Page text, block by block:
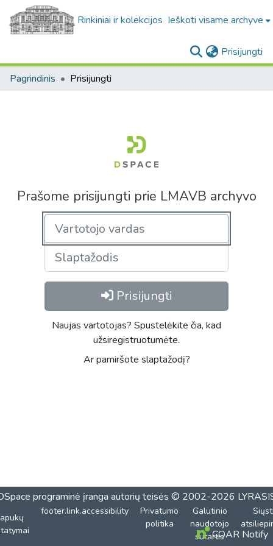
Rinkiniai ir kolekcijos Ieškoti visame archyve
Prisijungti
Pagrindinis Prisijungti
Prašome prisijungti prie LMAVB archyvo
Prisijungti
Naujas vartotojas? Spustelėkite čia, kad
užsiregistruotumėte.
Ar pamiršote slaptažodį?
programinė įranga autorių teisės © 2002-2026
footer.link.accessibility
Privatumo
politika
Galutinio
naudotojo
sutartisCOAR Notify